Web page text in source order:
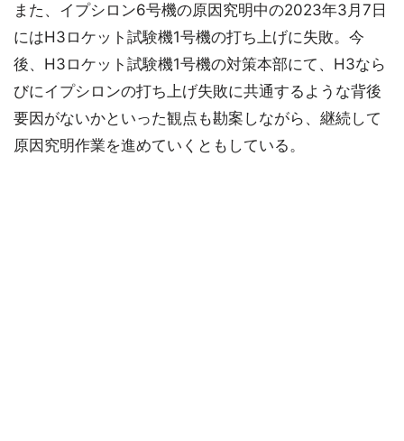
また、イプシロン6号機の原因究明中の2023年3月7日
にはH3ロケット試験機1号機の打ち上げに失敗。今
後、H3ロケット試験機1号機の対策本部にて、H3なら
びにイプシロンの打ち上げ失敗に共通するような背後
要因がないかといった観点も勘案しながら、継続して
原因究明作業を進めていくともしている。